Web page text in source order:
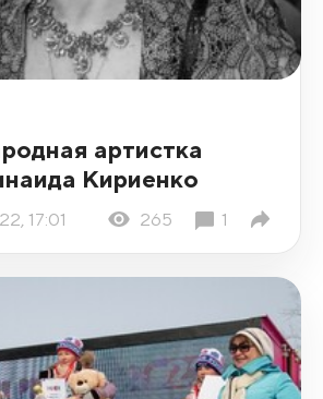
артистка
Кириенко
17:01 265 1